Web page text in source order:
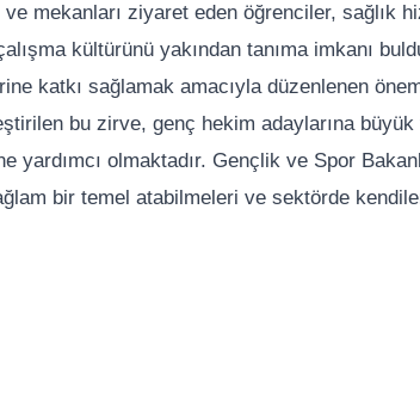
mekanları ziyaret eden öğrenciler, sağlık
kültürünü yakından tanıma imkanı
katkı sağlamak amacıyla düzenlenen
bu zirve, genç hekim adaylarına büyük
olmaktadır. Gençlik ve Spor
bir temel atabilmeleri ve sektörde